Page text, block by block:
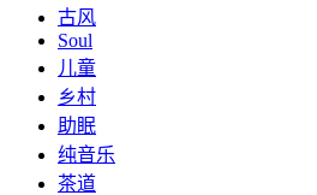
古风
Soul
儿童
乡村
助眠
纯音乐
茶道